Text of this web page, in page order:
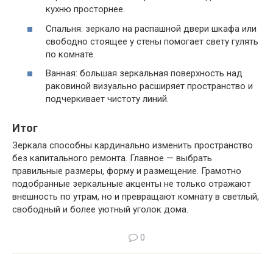
кухню просторнее.
Спальня: зеркало на распашной двери шкафа или
свободно стоящее у стены помогает свету гулять
по комнате.
Ванная: большая зеркальная поверхность над
раковиной визуально расширяет пространство и
подчеркивает чистоту линий.
Итог
Зеркала способны кардинально изменить пространство
без капитального ремонта. Главное — выбрать
правильные размеры, форму и размещение. Грамотно
подобранные зеркальные акценты не только отражают
внешность по утрам, но и превращают комнату в светлый,
свободный и более уютный уголок дома.
0